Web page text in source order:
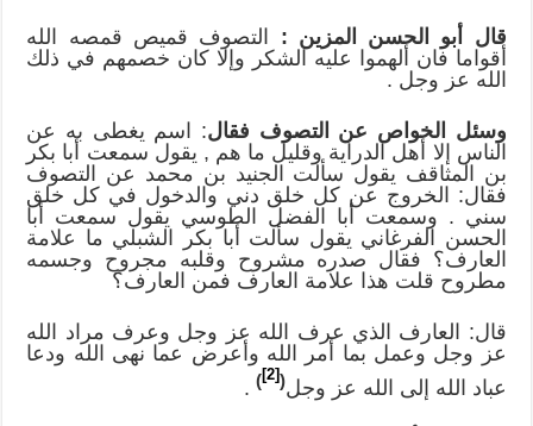
قال أبو الحسن المزين : التصوف قميص قمصه الله
أقواما فان ألهموا عليه الشكر وإلا كان خصمهم في ذلك
الله عز وجل .
وسئل الخواص عن التصوف فقال: اسم يغطى به عن
الناس إلا أهل الدراية وقليل ما هم , يقول سمعت أبا بكر
بن المثاقف يقول سألت الجنيد بن محمد عن التصوف
فقال: الخروج عن كل خلق دني والدخول في كل خلق
سني . وسمعت أبا الفضل الطوسي يقول سمعت أبا
الحسن الفرغاني يقول سألت أبا بكر الشبلي ما علامة
العارف؟ فقال صدره مشروح وقلبه مجروح وجسمه
مطروح قلت هذا علامة العارف فمن العارف؟
قال: العارف الذي عرف الله عز وجل وعرف مراد الله
عز وجل وعمل بما أمر الله وأعرض عما نهى الله ودعا
عباد الله إلى الله عز وجل(
[2]
)
.